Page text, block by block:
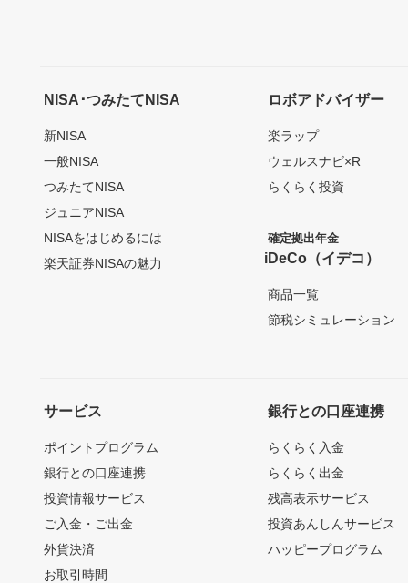
NISA･つみたてNISA
新NISA
一般NISA
つみたてNISA
ジュニアNISA
NISAをはじめるには
楽天証券NISAの魅力
ロボアドバイザー
楽ラップ
ウェルスナビ×R
らくらく投資
確定拠出年金
iDeCo（イデコ）
商品一覧
節税シミュレーション
サービス
ポイントプログラム
銀行との口座連携
投資情報サービス
ご入金・ご出金
外貨決済
お取引時間
銀行との口座連携
らくらく入金
らくらく出金
残高表示サービス
投資あんしんサービス
ハッピープログラム